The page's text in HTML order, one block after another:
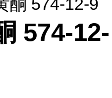
酮 574-12-9
574-12-